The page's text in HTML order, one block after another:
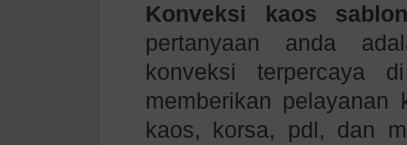
Konveksi kaos
pertanyaan anda
konveksi terpercaya
memberikan pelayanan
kaos, korsa, pdl, dan